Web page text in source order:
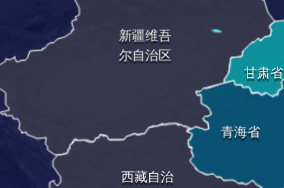
新疆维吾
尔自治区
甘肃省
西藏自治
青海省